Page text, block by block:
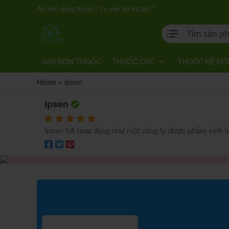
An tâm dùng thuốc | Tư vấn hỗ trợ 24/7
GỬI ĐƠN THUỐC THUỐC OTC THUỐC KÊ
Home » Ipsen
Ipsen
Ipsen SA hoạt động như một công ty dược phẩm sinh